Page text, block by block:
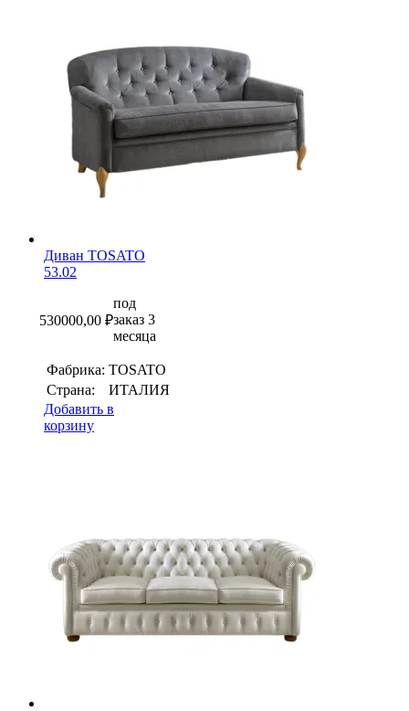
Диван TOSATO
53.02
530000,00 ₽
под
заказ 3
месяца
Фабрика: TOSATO
Страна:
ИТАЛИЯ
Добавить в
корзину